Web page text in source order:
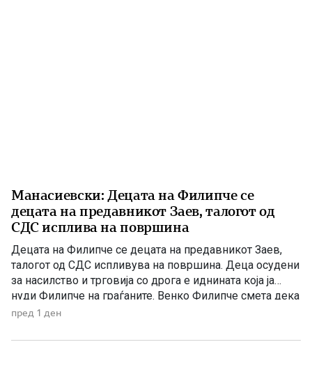
Манасиевски: Децата на Филипче се
децата на предавникот Заев, талогот од
СДС исплива на површина
Децата на Филипче се децата на предавникот Заев,
талогот од СДС испливува на површина. Деца осудени
за насилство и трговија со дрога е иднината која ја
нуди Филипче на граѓаните. Венко Филипче смета дека
со насилници и лица корисници на наркотични
Христијан Ефтимов внук на Заеви, […]
пред 1 ден